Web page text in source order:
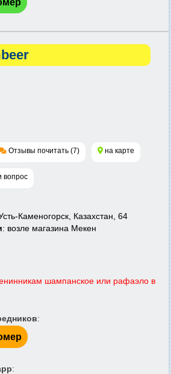
Отзывы почитать (7) на карте
вопрос
Каменогорск, Казахстан, 64
: возле магазина Мекен
шампанское или рафаэло в
:
: